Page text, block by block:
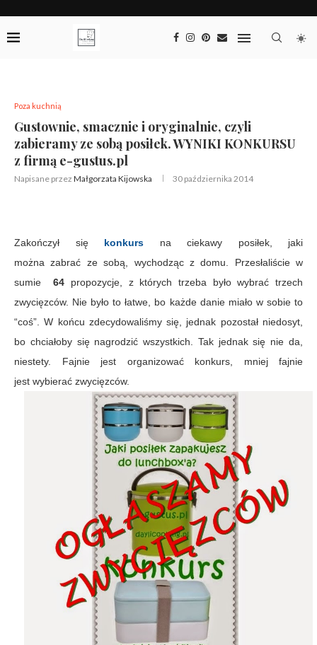
Poza kuchnią
Gustownie, smacznie i oryginalnie, czyli
zabieramy ze sobą posiłek. WYNIKI KONKURSU
z firmą e-gustus.pl
Napisane przez Małgorzata Kijowska 30 października 2014
Zakończył się konkurs na ciekawy posiłek, jaki
można zabrać ze sobą, wychodząc z domu. Przesłaliście w
sumie64 propozycje, z których trzeba było wybrać trzech
zwycięzców. Nie było to łatwe, bo każde danie miało w sobie to
“coś”. W końcu zdecydowaliśmy się, jednak pozostał niedosyt,
bo chciałoby się nagrodzić wszystkich. Tak jednak się nie da,
niestety. Fajnie jest organizować konkurs, mniej fajnie
jest wybierać zwycięzców.